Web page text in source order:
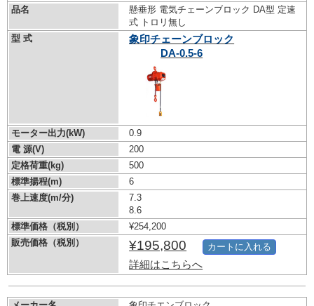
品名
懸垂形 電気チェーンブロック DA型 定速
式 トロリ無し
型 式
象印チェーンブロック
DA-0.5-6
モーター出力(kW)
0.9
電 源(V)
200
定格荷重(kg)
500
標準揚程(m)
6
巻上速度(m/分)
7.3
8.6
標準価格（税別）
¥254,200
販売価格（税別）
¥195,800
詳細はこちらへ
カートに入れる